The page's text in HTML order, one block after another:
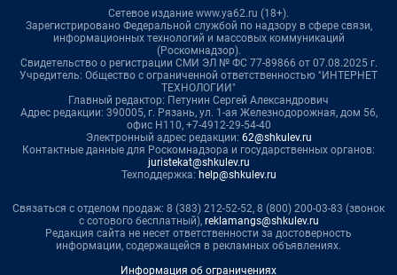
Сетевое издание www.ya62.ru (18+).
Зарегистрировано Федеральной службой по надзору в сфере связи,
информационных технологий и массовых коммуникаций
(Роскомнадзор).
Свидетельство о регистрации СМИ ЭЛ № ФС 77-89866 от 07.08.2025 г.
Учредитель: Общество с ограниченной ответственностью "ИНТЕРНЕТ
ТЕХНОЛОГИИ"
Главный редактор: Петунин Сергей Александрович
Адрес редакции: 390005, г. Рязань, ул. 1-ая Железнодорожная, дом 56,
офис Н110, +7-4912-29-54-40
Электронный адрес редакции: 62@shkulev.ru
Контактные данные для Роскомнадзора и государственных органов:
juristekat@shkulev.ru
Техподдержка: help@shkulev.ru
Связаться с отделом продаж: 8 (383) 212-52-52, 8 (800) 200-03-83 (звонок
с сотового бесплатный), reklamangs@shkulev.ru
Редакция сайта не несет ответственности за достоверность
информации, содержащейся в рекламных объявлениях.
Информация об ограничениях